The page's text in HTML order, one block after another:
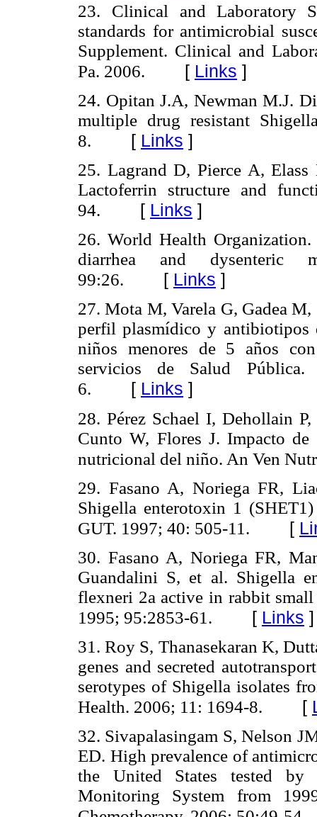
23. Clinical and Laboratory
standards for antimicrobial
Supplement. Clinical and
Pa. 2006. [ Links ]
24. Opitan J.A, Newman M.J.
multiple drug resistant
8. [ Links ]
25. Lagrand D, Pierce A,
Lactoferrin structure and
94. [ Links ]
26. World Health
diarrhea and
99:26. [ Links ]
27. Mota M, Varela G, Gadea
perfil plasmídico y antibiotipos
niños menores de 5 años
servicios de Salud
6. [ Links ]
28. Pérez Schael I, Dehollain
Cunto W, Flores J. Impacto de
nutricional del niño. An Ven
29. Fasano A, Noriega FR,
Shigella enterotoxin 1
GUT. 1997; 40: 505-11. [
30. Fasano A, Noriega FR,
Guandalini S, et al. Shigella
flexneri 2a active in rabbit
1995; 95:2853-61. [ Links ]
31. Roy S, Thanasekaran K,
genes and secreted
serotypes of Shigella isolates
Health. 2006; 11: 1694-8. [
32. Sivapalasingam S, Nelson
ED. High prevalence of
the United States tested by
Monitoring System from